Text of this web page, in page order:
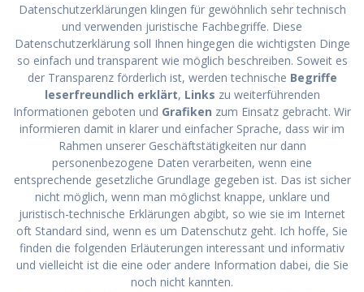
Datenschutzerklärungen klingen für gewöhnlich sehr technisch
und verwenden juristische Fachbegriffe. Diese
Datenschutzerklärung soll Ihnen hingegen die wichtigsten Dinge
so einfach und transparent wie möglich beschreiben. Soweit es
der Transparenz förderlich ist, werden technische Begriffe
leserfreundlich erklärt, Links zu weiterführenden
Informationen geboten und Grafiken zum Einsatz gebracht. Wir
informieren damit in klarer und einfacher Sprache, dass wir im
Rahmen unserer Geschäftstätigkeiten nur dann
personenbezogene Daten verarbeiten, wenn eine
entsprechende gesetzliche Grundlage gegeben ist. Das ist sicher
nicht möglich, wenn man möglichst knappe, unklare und
juristisch-technische Erklärungen abgibt, so wie sie im Internet
oft Standard sind, wenn es um Datenschutz geht. Ich hoffe, Sie
finden die folgenden Erläuterungen interessant und informativ
und vielleicht ist die eine oder andere Information dabei, die Sie
noch nicht kannten.